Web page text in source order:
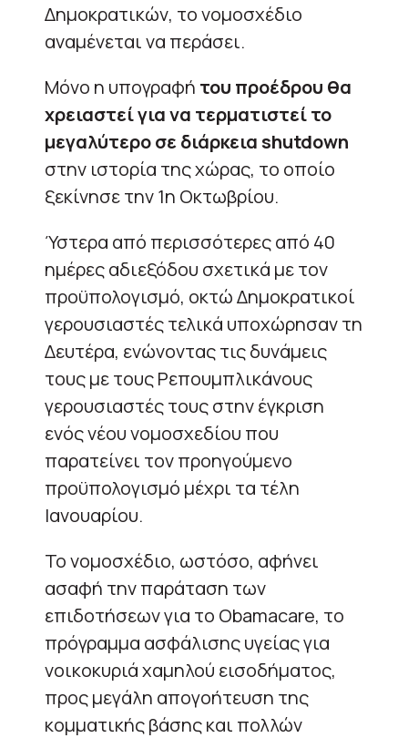
Δημοκρατικών, το νομοσχέδιο
αναμένεται να περάσει.
Μόνο η υπογραφή του προέδρου θα
χρειαστεί για να τερματιστεί το
μεγαλύτερο σε διάρκεια shutdown
στην ιστορία της χώρας, το οποίο
ξεκίνησε την 1η Οκτωβρίου.
Ύστερα από περισσότερες από 40
ημέρες αδιεξόδου σχετικά με τον
προϋπολογισμό, οκτώ Δημοκρατικοί
γερουσιαστές τελικά υποχώρησαν τη
Δευτέρα, ενώνοντας τις δυνάμεις
τους με τους Ρεπουμπλικάνους
γερουσιαστές τους στην έγκριση
ενός νέου νομοσχεδίου που
παρατείνει τον προηγούμενο
προϋπολογισμό μέχρι τα τέλη
Ιανουαρίου.
Το νομοσχέδιο, ωστόσο, αφήνει
ασαφή την παράταση των
επιδοτήσεων για το Obamacare, το
πρόγραμμα ασφάλισης υγείας για
νοικοκυριά χαμηλού εισοδήματος,
προς μεγάλη απογοήτευση της
κομματικής βάσης και πολλών